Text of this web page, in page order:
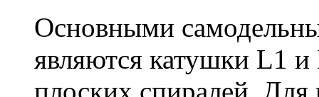
Основными
являются катушки L1
плоских спиралей. Для